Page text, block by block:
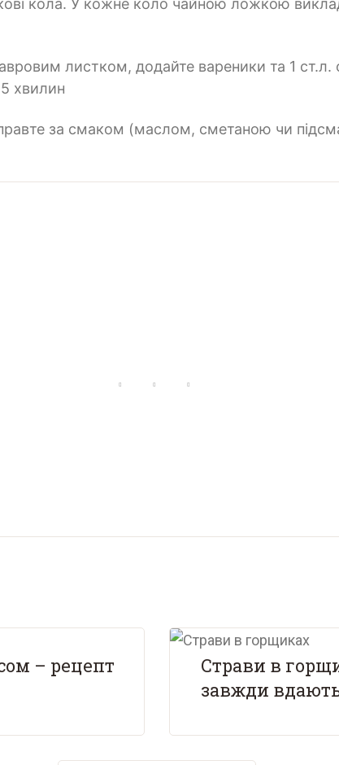
листком, додайте вареники та 1 ст.л.
хвилин
за смаком (маслом, сметаною чи
– рецепт
Страви в
завжди